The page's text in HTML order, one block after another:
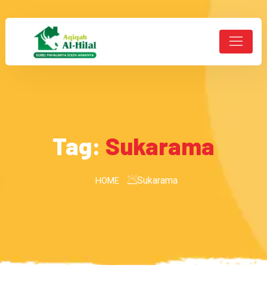
Tag: Sukarama
HOME Sukarama